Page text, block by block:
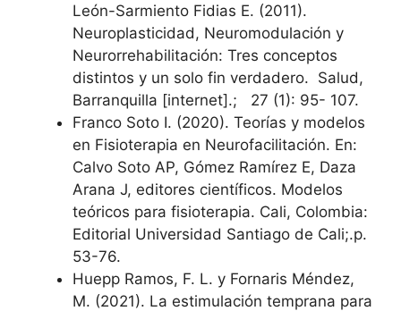
León-Sarmiento Fidias E. (2011).
Neuroplasticidad, Neuromodulación y
Neurorrehabilitación: Tres conceptos
distintos y un solo fin verdadero. Salud,
Barranquilla [internet].; 27 (1): 95- 107.
Franco Soto I. (2020). Teorías y modelos
en Fisioterapia en Neurofacilitación. En:
Calvo Soto AP, Gómez Ramírez E, Daza
Arana J, editores científicos. Modelos
teóricos para fisioterapia. Cali, Colombia:
Editorial Universidad Santiago de Cali;.p.
53-76.
Huepp Ramos, F. L. y Fornaris Méndez,
M. (2021). La estimulación temprana para